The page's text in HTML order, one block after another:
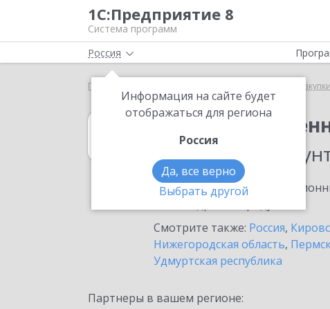
1С:Предприятие 8
Система программ
Россия
Информация на сайте будет
отображаться для региона
Россия
Да, все верно
Выбрать другой
Главная 1С:Государственные и муниципальные
в населенном
Ознакомьтесь с
Смотрите также: Россия,
Нижегородская область,
Удмуртская республика
Партнеры в вашем регионе: